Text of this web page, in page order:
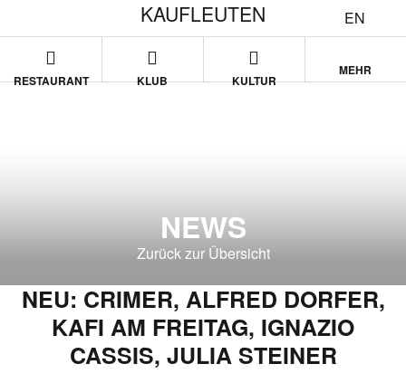
EN
KAUFLEUTEN
RESTAURANT KLUB KULTUR
MEHR
NEWS
Zurück zur Übersicht
NEU: CRIMER, ALFRED DORFER,
KAFI AM FREITAG, IGNAZIO
CASSIS, JULIA STEINER